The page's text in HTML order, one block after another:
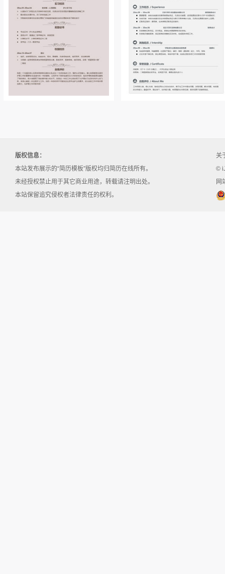
版权信息：
本站发布展示的“简历模板”版权均归简历在线所有。
未经授权禁止用于其它商业用途，转载请注明出处。
本站保留追究侵权者法律责任的权利。
关
©
网